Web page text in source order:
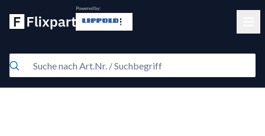
Powered by: